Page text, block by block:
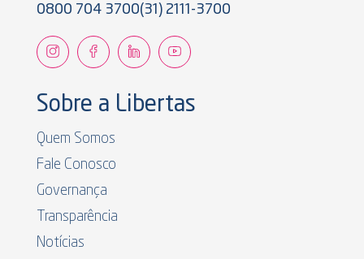
0800 704 3700(31) 2111-3700
Sobre a Libertas
Quem Somos
Fale Conosco
Governança
Transparência
Notícias